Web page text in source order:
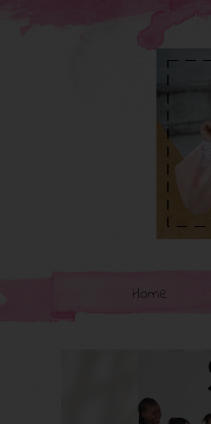
Home